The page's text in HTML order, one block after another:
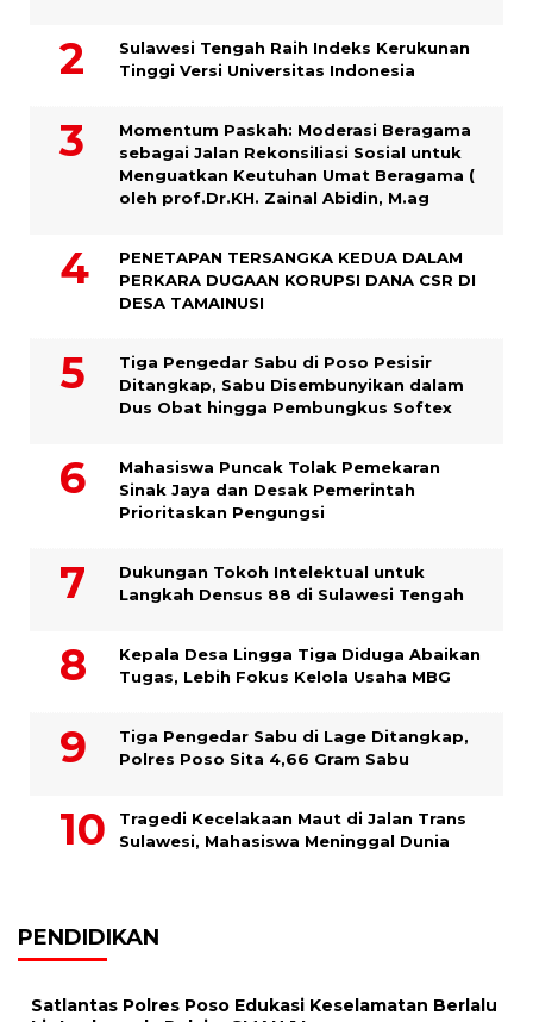
Sulawesi Tengah Raih Indeks Kerukunan
Tinggi Versi Universitas Indonesia
Momentum Paskah: Moderasi Beragama
sebagai Jalan Rekonsiliasi Sosial untuk
Menguatkan Keutuhan Umat Beragama (
oleh prof.Dr.KH. Zainal Abidin, M.ag
PENETAPAN TERSANGKA KEDUA DALAM
PERKARA DUGAAN KORUPSI DANA CSR DI
DESA TAMAINUSI
Tiga Pengedar Sabu di Poso Pesisir
Ditangkap, Sabu Disembunyikan dalam
Dus Obat hingga Pembungkus Softex
Mahasiswa Puncak Tolak Pemekaran
Sinak Jaya dan Desak Pemerintah
Prioritaskan Pengungsi
Dukungan Tokoh Intelektual untuk
Langkah Densus 88 di Sulawesi Tengah
Kepala Desa Lingga Tiga Diduga Abaikan
Tugas, Lebih Fokus Kelola Usaha MBG
Tiga Pengedar Sabu di Lage Ditangkap,
Polres Poso Sita 4,66 Gram Sabu
Tragedi Kecelakaan Maut di Jalan Trans
Sulawesi, Mahasiswa Meninggal Dunia
PENDIDIKAN
Satlantas Polres Poso Edukasi Keselamatan Berlalu